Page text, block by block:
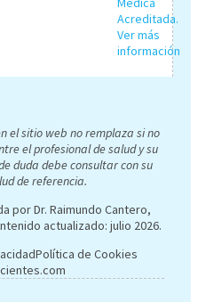
el sitio web no remplaza si no
el profesional de salud y su
duda debe consultar con su
de referencia.
por Dr. Raimundo Cantero,
actualizado: julio 2026.
Política de Cookies